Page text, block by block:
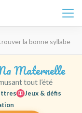
la bonne syllabe
Maternelle
tout l’été
Jeux & défis